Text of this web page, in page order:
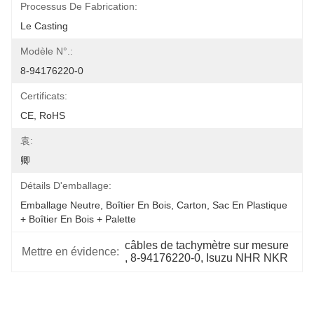
Processus De Fabrication:
Le Casting
Modèle N°.:
8-94176220-0
Certificats:
CE, RoHS
袁:
卿
Détails D'emballage:
Emballage Neutre, Boîtier En Bois, Carton, Sac En Plastique
+ Boîtier En Bois + Palette
Mettre en évidence:
câbles de tachymètre sur mesure
, 8-94176220-0, Isuzu NHR NKR